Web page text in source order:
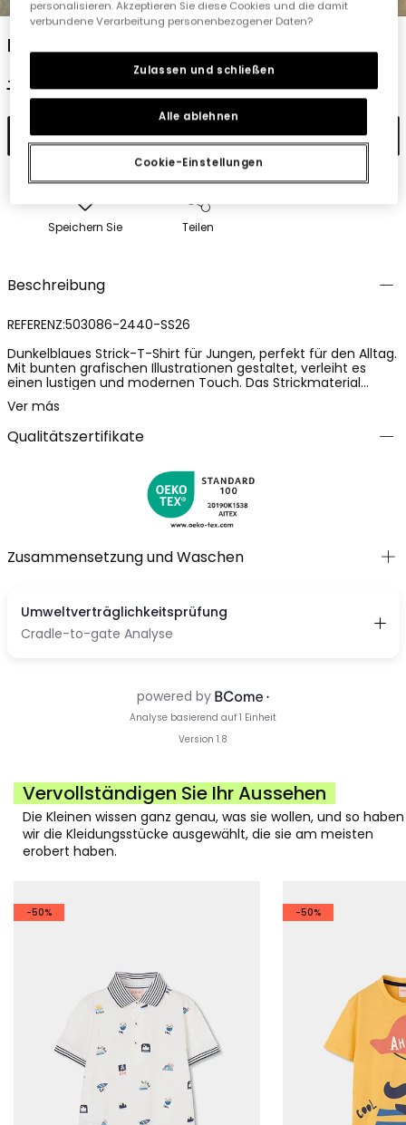
Baumwoll-T-Shirt für Jungen in Marineblau
17,95 € 8,95 €
In den Warenkorb
Speichern Sie Teilen
Beschreibung
REFERENZ:503086-2440-SS26
Dunkelblaues Strick-T-Shirt für Jungen, perfekt für den Alltag.
Mit bunten grafischen Illustrationen gestaltet, verleiht es
einen lustigen und modernen Touch. Das Strickmaterial
bietet Komfort und Flexibilität, ideal für aktive Kinder. Es
verfügt über einen Rundhalsausschnitt und kurze Ärmel.
Erhältlich in Größen von 12 Monaten bis 10 Jahren, ist es eine
vielseitige Option, die sich leicht mit lässigen Hosen oder
Ver más
Qualitätszertifikate
Zusammensetzung und Waschen
Vervollständigen Sie Ihr Aussehen
Die Kleinen wissen ganz genau, was sie wollen, und so haben
wir die Kleidungsstücke ausgewählt, die sie am meisten
erobert haben.
-50% -50%
personalisieren. Akzeptieren Sie diese Cookies und die damit
verbundene Verarbeitung personenbezogener Daten?
Cookie-Einstellungen
Alle ablehnen
Zulassen und schließen